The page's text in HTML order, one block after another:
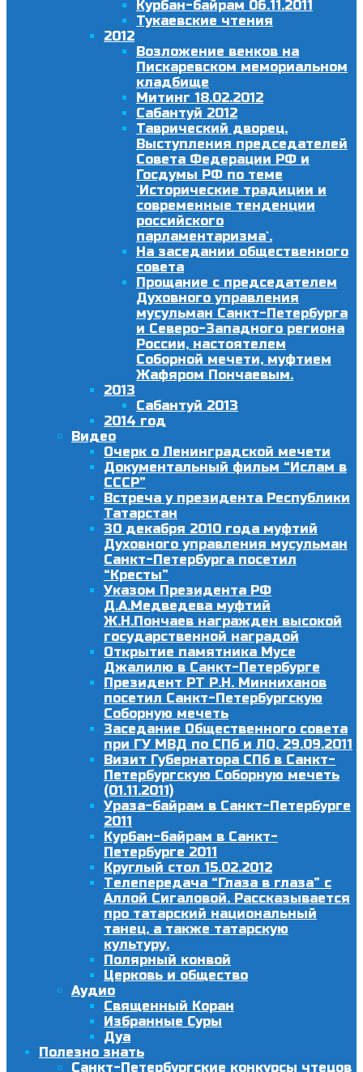
Курбан-байрам 06.11.2011
Тукаевские чтения
2012
Возложение венков на
Пискаревском мемориальном
кладбище
Митинг 18.02.2012
Сабантуй 2012
Таврический дворец.
Выступления председателей
Совета Федерации РФ и
Госдумы РФ по теме
`Исторические традиции и
современные тенденции
российского
парламентаризма`.
На заседании общественного
совета
Прощание с председателем
Духовного управления
мусульман Санкт-Петербурга
и Северо-Западного региона
России, настоятелем
Соборной мечети, муфтием
Жафяром Пончаевым.
2013
Сабантуй 2013
2014 год
Видео
Очерк о Ленинградской мечети
Документальный фильм “Ислам в
СССР”
Встреча у президента Республики
Татарстан
30 декабря 2010 года муфтий
Духовного управления мусульман
Санкт-Петербурга посетил
“Кресты”
Указом Президента РФ
Д.А.Медведева муфтий
Ж.Н.Пончаев награжден высокой
государственной наградой
Открытие памятника Мусе
Джалилю в Санкт-Петербурге
Президент РТ Р.Н. Минниханов
посетил Санкт-Петербургскую
Соборную мечеть
Заседание Общественного совета
при ГУ МВД по СПб и ЛО, 29.09.2011
Визит Губернатора СПб в Санкт-
Петербургскую Соборную мечеть
(01.11.2011)
Ураза-байрам в Санкт-Петербурге
2011
Курбан-байрам в Санкт-
Петербурге 2011
Круглый стол 15.02.2012
Телепередача “Глаза в глаза” с
Аллой Сигаловой. Рассказывается
про татарский национальный
танец, а также татарскую
культуру.
Полярный конвой
Церковь и общество
Аудио
Священный Коран
Избранные Суры
Дуа
Полезно знать
Санкт-Петербургские конкурсы чтецов